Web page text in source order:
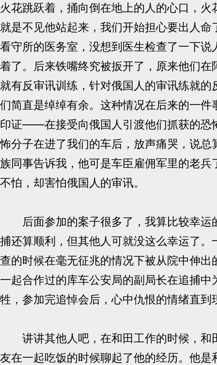
火花跳跃着，捅向倒在地上的人的心口，火
就是不见他站起来，我们开始担心要出人命
看守所的医务室，没想到医生检查了一下说
着了。后来铁嘴终究被扳开了，原来他们在
就有反审讯训练，针对俄国人的审讯练就的
们简直是绰绰有余。这种情况在后来的一件
印证——在接受向俄国人引渡他们抓获的恐
怖分子在进了我们的车后，放声痛哭，说总
族同事告诉我，他可是车臣雇佣军里的老兵
不怕，却害怕俄国人的审讯。
后面参加的案子很多了，我算比较幸运
捕还算顺利，但其他人可就没这么幸运了。
查的时候在毫无征兆的情况下被从院中伸出
一起合作过的库车公安局的副局长在追捕中
牲，参加完追悼会后，心中仇恨的情绪直到
讲讲其他人吧，在和田工作的时候，和
友在一起吃饭的时候聊起了他的经历。他是